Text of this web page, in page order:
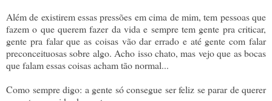
Além de existirem essas pressões em cima de mim, tem pessoas que
fazem o que querem fazer da vida e sempre tem gente pra criticar,
gente pra falar que as coisas vão dar errado e até gente com falar
preconceituosas sobre algo. Acho isso chato, mas vejo que as bocas
que falam essas coisas acham tão normal...
Como sempre digo: a gente só consegue ser feliz se parar de querer